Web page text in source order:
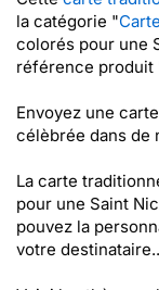
la catégorie "
colorés pour une
référence produit
Envoyez une
célèbrée dans de
La carte
pour une Saint
pouvez la
votre